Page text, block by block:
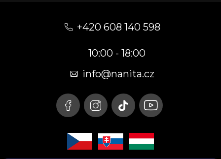
+420 608 140 598
10:00 - 18:00
info@nanita.cz